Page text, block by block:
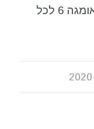
קשורות חומצות שומן אומגה 3 ואומגה 6 לכל